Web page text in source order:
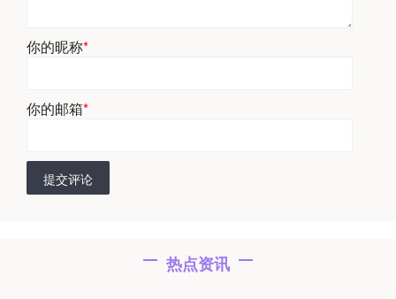
你的昵称*
你的邮箱*
提交评论
热点资讯